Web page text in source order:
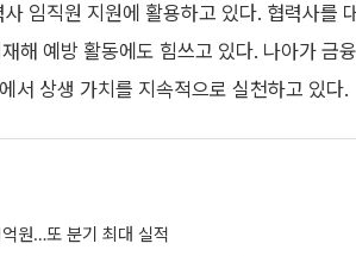
임직원 지원에 활용하고 있다. 협력사를
해 예방 활동에도 힘쓰고 있다. 나아가 금
서 상생 가치를 지속적으로 실천하고 있다.
원…또 분기 최대 실적